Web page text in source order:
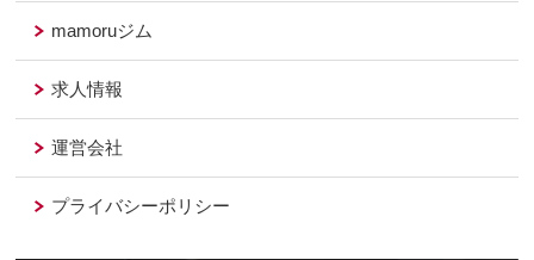
mamoruジム
求人情報
運営会社
プライバシーポリシー